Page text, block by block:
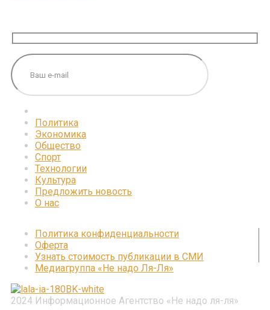
Политика
Экономика
Общество
Спорт
Технологии
Культура
Предложить новость
О нас
2024 Информационное Агентство «Не надо ля-ля»
Политика конфиденциальности
Оферта
Узнать стоимость публикации в СМИ
Медиагруппа «Не надо Ля-Ля»